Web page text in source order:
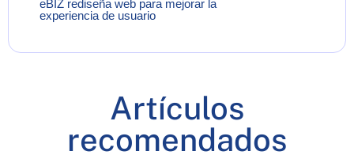
eBIZ rediseña web para mejorar la
experiencia de usuario
Artículos
recomendados